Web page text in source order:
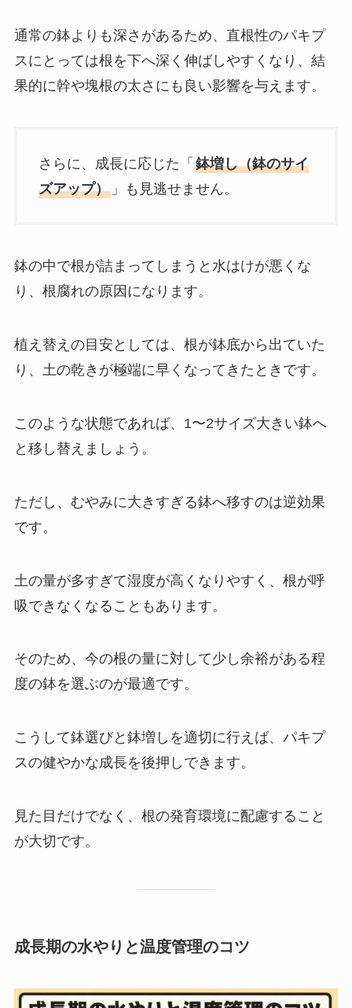
通常の鉢よりも深さがあるため、直根性のパキプ
スにとっては根を下へ深く伸ばしやすくなり、結
果的に幹や塊根の太さにも良い影響を与えます。
さらに、成長に応じた「 鉢増し（鉢のサイ
ズアップ）」も見逃せません。
鉢の中で根が詰まってしまうと水はけが悪くな
り、根腐れの原因になります。
植え替えの目安としては、根が鉢底から出ていた
り、土の乾きが極端に早くなってきたときです。
このような状態であれば、1〜2サイズ大きい鉢へ
と移し替えましょう。
ただし、むやみに大きすぎる鉢へ移すのは逆効果
です。
土の量が多すぎて湿度が高くなりやすく、根が呼
吸できなくなることもあります。
そのため、今の根の量に対して少し余裕がある程
度の鉢を選ぶのが最適です。
こうして鉢選びと鉢増しを適切に行えば、パキプ
スの健やかな成長を後押しできます。
見た目だけでなく、根の発育環境に配慮すること
が大切です。
成長期の水やりと温度管理のコツ